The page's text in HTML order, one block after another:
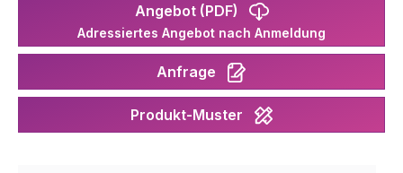
Angebot (PDF)
Adressiertes Angebot nach Anmeldung
Anfrage
Produkt-Muster